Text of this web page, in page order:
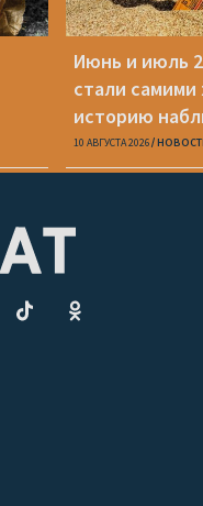
Июнь и июль
стали
историю
10 АВГУСТА 2026